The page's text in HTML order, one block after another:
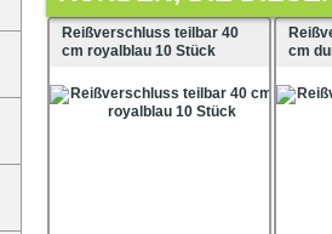
Reißverschluss teilbar 40
cm royalblau 10 Stück
cm